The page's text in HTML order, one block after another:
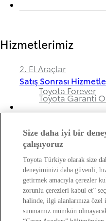
Hizmetlerimiz
2. El Araçlar
Satış Sonrası
Toyota Forever
Toyota Garanti
Bayimiz ve Toyota
Hakkımızda
Bayi Bilgileri
Toyota Hakkında
Bayi Banka
Kişisel Verilerin
Bilgilendirme
Size daha iyi bir
çalışıyoruz
Toyota Türkiye olarak size
deneyiminizi daha güvenli,
getirmek amacıyla çerezler
zorunlu çerezleri kabul et”
halinde, ilgi alanlarınıza
sunmamız mümkün